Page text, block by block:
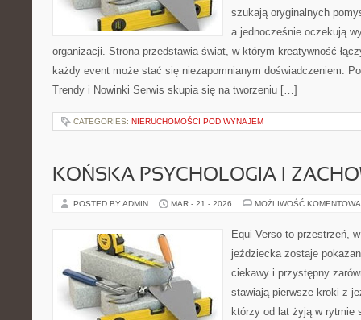
szukają oryginalnych
a jednocześnie oczekują
organizacji. Strona przedstawia świat, w którym kreatywność
każdy event może stać się niezapomnianym doświadczeniem.
Trendy i Nowinki Serwis skupia się na tworzeniu […]
CATEGORIES: NIERUCHOMOŚCI POD WYNAJEM
KOŃSKA PSYCHOLOGIA I
POSTED BY ADMIN MAR - 21 - 2026 MOŻLIWOŚĆ
Equi Verso to przestrzeń,
jeździecka zostaje
ciekawy i przystępny
stawiają pierwsze kroki z
którzy od lat żyją w rytmie